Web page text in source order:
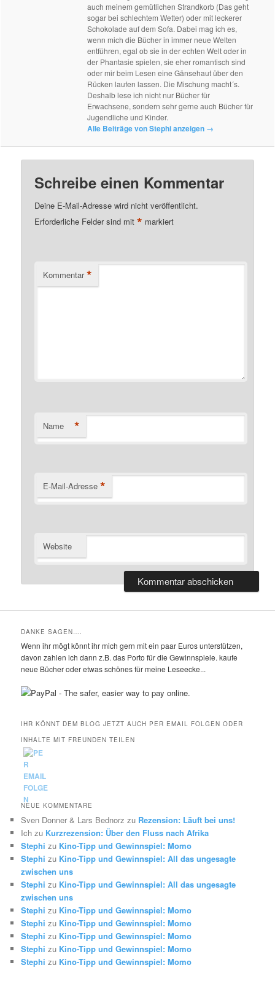
auch meinem gemütlichen Strandkorb (Das geht
sogar bei schlechtem Wetter) oder mit leckerer
Schokolade auf dem Sofa. Dabei mag ich es,
wenn mich die Bücher in immer neue Welten
entführen, egal ob sie in der echten Welt oder in
der Phantasie spielen, sie eher romantisch sind
oder mir beim Lesen eine Gänsehaut über den
Rücken laufen lassen. Die Mischung macht´s.
Deshalb lese ich nicht nur Bücher für
Erwachsene, sondern sehr gerne auch Bücher für
Jugendliche und Kinder.
Alle Beiträge von Stephi anzeigen →
Schreibe einen Kommentar
Deine E-Mail-Adresse wird nicht veröffentlicht.
Erforderliche Felder sind mit* markiert
Kommentar *
Name *
E-Mail-Adresse *
Website
DANKE SAGEN….
Wenn ihr mögt könnt ihr mich gern mit ein paar Euros unterstützen,
davon zahlen ich dann z.B. das Porto für die Gewinnspiele. kaufe
neue Bücher oder etwas schönes für meine Leseecke...
IHR KÖNNT DEM BLOG JETZT AUCH PER EMAIL FOLGEN ODER
INHALTE MIT FREUNDEN TEILEN
NEUE KOMMENTARE
Sven Donner & Lars Bednorz zu Rezension: Läuft bei uns!
Ich zu Kurzrezension: Über den Fluss nach Afrika
Stephi zu Kino-Tipp und Gewinnspiel: Momo
Stephi zu Kino-Tipp und Gewinnspiel: All das ungesagte
zwischen uns
Stephi zu Kino-Tipp und Gewinnspiel: All das ungesagte
zwischen uns
Stephi zu Kino-Tipp und Gewinnspiel: Momo
Stephi zu Kino-Tipp und Gewinnspiel: Momo
Stephi zu Kino-Tipp und Gewinnspiel: Momo
Stephi zu Kino-Tipp und Gewinnspiel: Momo
Stephi zu Kino-Tipp und Gewinnspiel: Momo